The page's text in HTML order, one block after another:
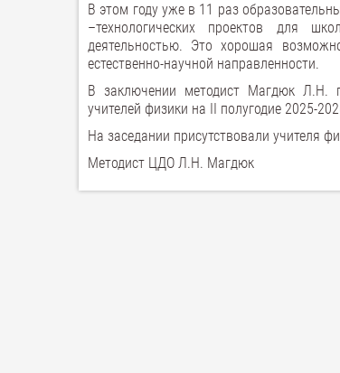
В этом году уже в 11 раз
–технологических проектов для
деятельностью. Это хорошая
естественно-научной направленности.
В заключении методист Магдюк Л.Н.
учителей физики на II полугодие 2025-
На заседании присутствовали учителя
Методист ЦДО Л.Н. Магдюк